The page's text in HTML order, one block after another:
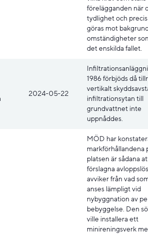
förelägganden när
tydlighet och
göras mot
omständigheter
det enskilda fallet.
2024-05-22
1986 förbjöds då
vertikalt
infiltrationsytan till
grundvattnet inte
uppnåddes.
MÖD har
markförhållandena
platsen är sådana
förslagna
avviker från vad
anses lämpligt vid
nybyggnation av
bebyggelse. Den
ville installera ett
minireningsverk